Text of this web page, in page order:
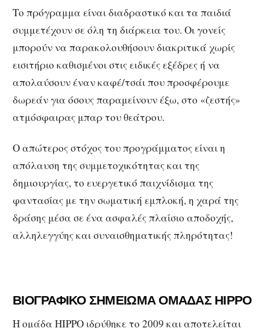
Το πρόγραμμα είναι διαδραστικό και τα παιδιά
συμμετέχουν σε όλη τη διάρκεια του. Οι γονείς
μπορούν να παρακολουθήσουν διακριτικά χωρίς
εισιτήριο καθισμένοι στις ειδικές εξέδρες ή να
απολαύσουν έναν καφέ/τσάι που προσφέρουμε
δωρεάν για όσους παραμείνουν έξω, στο «ζεστής»
ατμόσφαιρας μπαρ του θεάτρου.
Ο απώτερος στόχος του προγράμματος είναι η
απόλαυση της συμμετοχικότητας και της
δημιουργίας, το ευεργετικό παιχνίδισμα της
φαντασίας με την σωματική εμπλοκή, η χαρά της
δράσης μέσα σε ένα ασφαλές πλαίσιο αποδοχής,
αλληλεγγύης και συναισθηματικής πληρότητας!
ΒΙΟΓΡΑΦΙΚΟ ΣΗΜΕΙΩΜΑ ΟΜΑΔΑΣ HIPPO
Η ομάδα HIPPO ιδρύθηκε το 2009 και αποτελείται